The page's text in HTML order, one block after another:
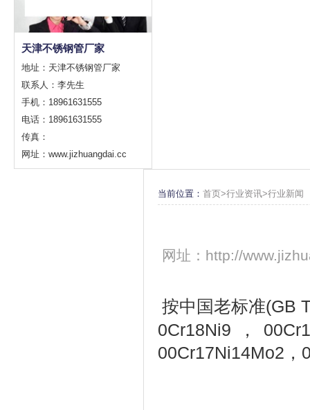
天津不锈钢管厂家
地址：天津不锈钢管厂家
联系人：李先生
手机：18961631555
电话：18961631555
传真：
网址：www.jizhuangdai.cc
当前位置：首页>行业资讯>行业新闻
网址：http://
按中国老标准(GB
0Cr18Ni9，
00Cr17Ni14Mo2，